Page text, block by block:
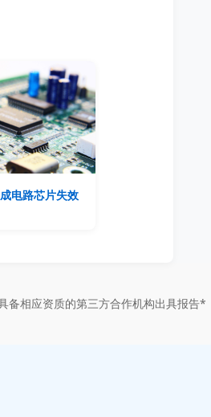
电路芯片失效
备相应资质的第三方合作机构出具报告*